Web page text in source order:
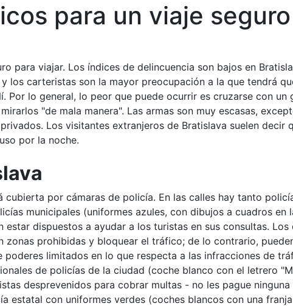
para un viaje seguro
para viajar. Los índices de delincuencia son bajos en
los carteristas son la mayor preocupación a la que tendrá
Por lo general, lo peor que puede ocurrir es cruzarse con un
"de mala manera". Las armas son muy escasas,
Los visitantes extranjeros de Bratislava suelen decir
por la noche.
por cámaras de policía. En las calles hay tanto
municipales (uniformes azules, con dibujos a cuadros en
estar dispuestos a ayudar a los turistas en sus consultas. Los
zonas prohibidas y bloquear el tráfico; de lo contrario,
limitados en lo que respecta a las infracciones de
de policías de la ciudad (coche blanco con el letrero
desprevenidos para cobrar multas - no les pague ninguna
estatal con uniformes verdes (coches blancos con una